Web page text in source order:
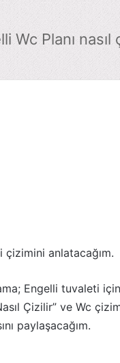
Wc Planı nasıl
anlatacağım.
Engelli tuvaleti için
Çizilir” ve Wc
paylaşacağım.